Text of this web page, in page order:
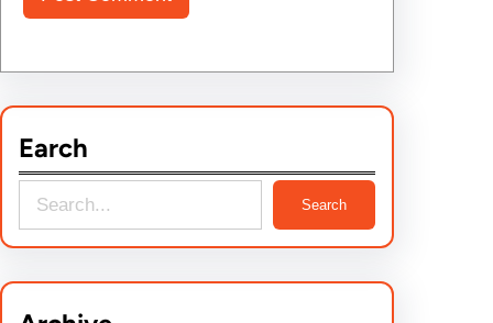
Earch
e
Search